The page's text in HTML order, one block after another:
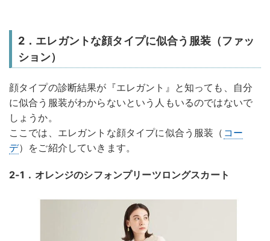
2．エレガントな顔タイプに似合う服装（ファッ
ション）
顔タイプの診断結果が『エレガント』と知っても、自分
に似合う服装がわからないという人もいるのではないで
しょうか。
ここでは、エレガントな顔タイプに似合う服装（ コー
デ）をご紹介していきます。
2-1．オレンジのシフォンプリーツロングスカート